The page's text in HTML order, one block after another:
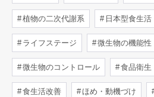
植物の二次代謝系 日本型食生活
ライフステージ 微生物の機能性
微生物のコントロール 食品衛生
食生活改善 ほめ・動機づけ